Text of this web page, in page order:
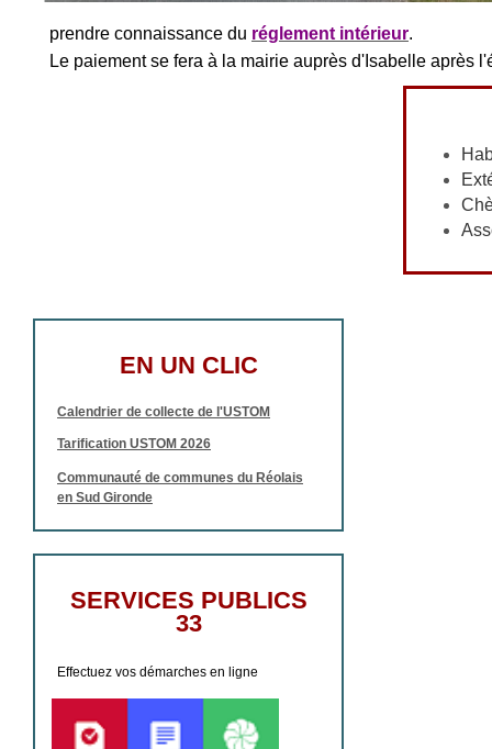
prendre connaissance du réglement intérieur.
Le paiement se fera à la mairie auprès d'Isabelle après
EN UN CLIC
Calendrier de collecte de l'USTOM
Tarification USTOM 2026
Communauté de communes du Réolais
en Sud Gironde
SERVICES PUBLICS
33
Effectuez vos démarches en ligne